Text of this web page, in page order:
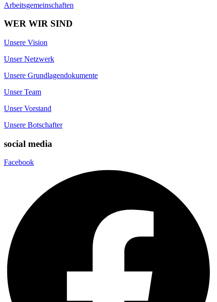
Arbeitsgemeinschaften
WER WIR SIND
Unsere Vision
Unser Netzwerk
Unsere Grundlagendokumente
Unser Team
Unser Vorstand
Unsere Botschafter
social media
Facebook